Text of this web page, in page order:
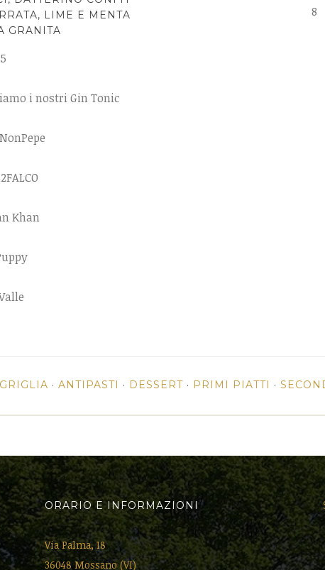
LIME E MENTA
GRANITA
i nostri Gin Tonic
Khan
8
· ANTIPASTI · DESSERT · PRIMI PIATTI ·
ORARIO E INFORMAZIONI
Via Palma, 18
36048 Mossano (VI)